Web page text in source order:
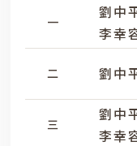
一
二
三
劉中
李幸
劉中
劉中
李幸